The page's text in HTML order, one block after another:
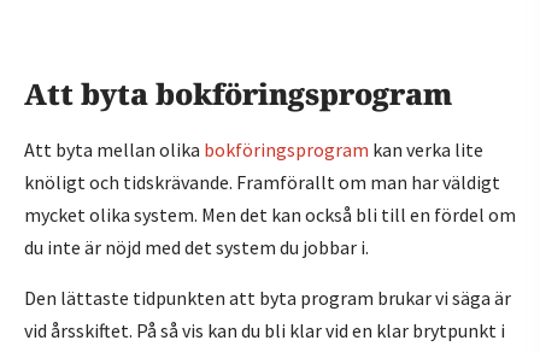
Att byta bokföringsprogram
Att byta mellan olika bokföringsprogram kan verka lite
knöligt och tidskrävande. Framförallt om man har väldigt
mycket olika system. Men det kan också bli till en fördel om
du inte är nöjd med det system du jobbar i.
Den lättaste tidpunkten att byta program brukar vi säga är
vid årsskiftet. På så vis kan du bli klar vid en klar brytpunkt i